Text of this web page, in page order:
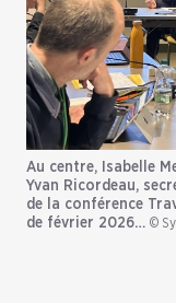
Au centre, Isabelle
Yvan Ricordeau,
de la conférence
de février 2026… ©